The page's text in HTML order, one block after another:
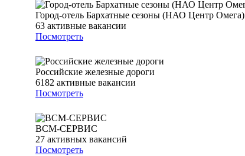
Город-отель Бархатные сезоны (НАО Центр Омега)
63 активные вакансии
Посмотреть
Российские железные дороги
6182 активные вакансии
Посмотреть
ВСМ-СЕРВИС
27 активных вакансий
Посмотреть